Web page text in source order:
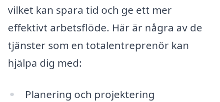
vilket kan spara tid och ge ett mer
effektivt arbetsflöde. Här är några av de
tjänster som en totalentreprenör kan
hjälpa dig med:
Planering och projektering